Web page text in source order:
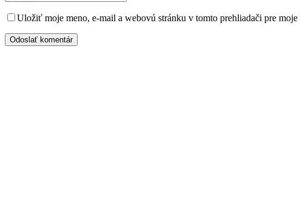
Uložiť moje meno, e-mail a webovú stránku v tomto prehliadači pre moje
Odoslať komentár